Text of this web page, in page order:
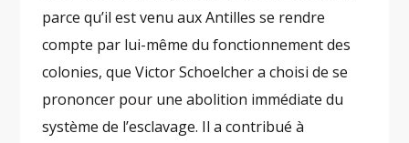
parce qu’il est venu aux Antilles se rendre
compte par lui-même du fonctionnement des
colonies, que Victor Schoelcher a choisi de se
prononcer pour une abolition immédiate du
système de l’esclavage. Il a contribué à